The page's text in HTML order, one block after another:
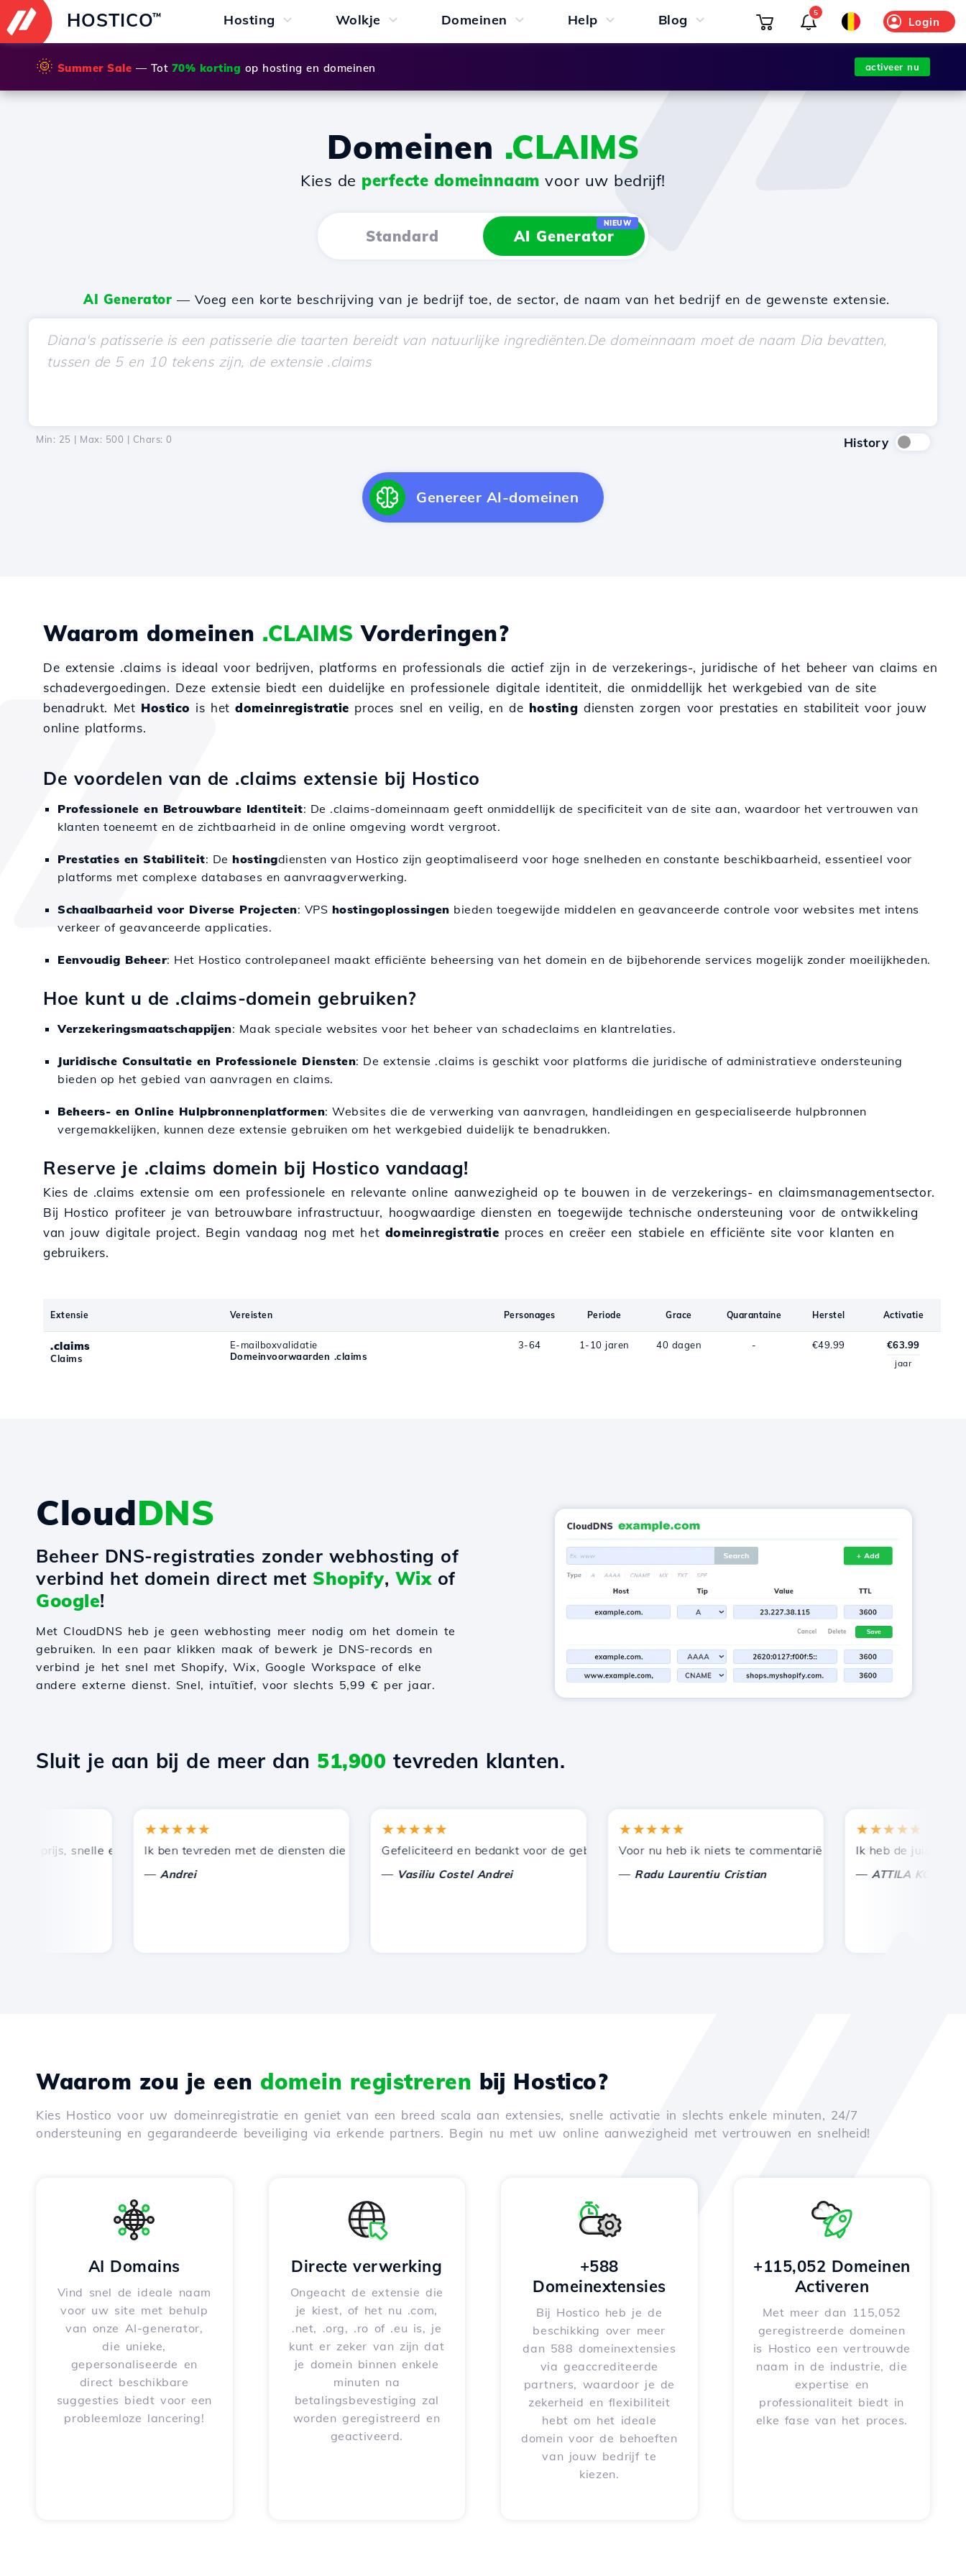
HOSTICO™ Hosting Wolkje Domeinen Help Blog Login
5
🌞 Summer Sale — Tot 70% korting op hosting en domeinen activeer nu
Domeinen .CLAIMS
Kies de perfecte domeinnaam voor uw bedrijf!
Standard AI Generator
NIEUW
AI Generator — Voeg een korte beschrijving van je bedrijf toe, de sector, de naam van het bedrijf en de gewenste extensie.
Min: 25 | Max: 500 | Chars: 0 History
Genereer AI-domeinen
Waarom domeinen .CLAIMS Vorderingen?
De extensie .claims is ideaal voor bedrijven, platforms en professionals die actief zijn in de verzekerings-, juridische of het beheer van claims en
schadevergoedingen. Deze extensie biedt een duidelijke en professionele digitale identiteit, die onmiddellijk het werkgebied van de site
benadrukt. Met Hostico is hetdomeinregistratie proces snel en veilig, en de hosting diensten zorgen voor prestaties en stabiliteit voor jouw
online platforms.
De voordelen van de .claims extensie bij Hostico
Professionele en Betrouwbare Identiteit: De .claims-domeinnaam geeft onmiddellijk de specificiteit van de site aan, waardoor het vertrouwen van
klanten toeneemt en de zichtbaarheid in de online omgeving wordt vergroot.
Prestaties en Stabiliteit: De hostingdiensten van Hostico zijn geoptimaliseerd voor hoge snelheden en constante beschikbaarheid, essentieel voor
platforms met complexe databases en aanvraagverwerking.
Schaalbaarheid voor Diverse Projecten: VPS hostingoplossingen bieden toegewijde middelen en geavanceerde controle voor websites met intens
verkeer of geavanceerde applicaties.
Eenvoudig Beheer: Het Hostico controlepaneel maakt efficiënte beheersing van het domein en de bijbehorende services mogelijk zonder moeilijkheden.
Hoe kunt u de .claims-domein gebruiken?
Verzekeringsmaatschappijen: Maak speciale websites voor het beheer van schadeclaims en klantrelaties.
Juridische Consultatie en Professionele Diensten: De extensie .claims is geschikt voor platforms die juridische of administratieve ondersteuning
bieden op het gebied van aanvragen en claims.
Beheers- en Online Hulpbronnenplatformen: Websites die de verwerking van aanvragen, handleidingen en gespecialiseerde hulpbronnen
vergemakkelijken, kunnen deze extensie gebruiken om het werkgebied duidelijk te benadrukken.
Reserve je .claims domein bij Hostico vandaag!
Kies de .claims extensie om een professionele en relevante online aanwezigheid op te bouwen in de verzekerings- en claimsmanagementsector.
Bij Hostico profiteer je van betrouwbare infrastructuur, hoogwaardige diensten en toegewijde technische ondersteuning voor de ontwikkeling
van jouw digitale project. Begin vandaag nog met het domeinregistratie proces en creëer een stabiele en efficiënte site voor klanten en
gebruikers.
Extensie Vereisten Personages Periode Grace Quarantaine Herstel Activatie
.claims
Claims
E-mailboxvalidatie
Domeinvoorwaarden .claims
3-64 1-10 jaren 40 dagen - €49.99 €63.99
jaar
CloudDNS
Beheer DNS-registraties zonder webhosting of
verbind het domein direct met Shopify, Wixof
Google!
Met CloudDNS heb je geen webhosting meer nodig om het domein te
gebruiken. In een paar klikken maak of bewerk je DNS-records en
verbind je het snel met Shopify, Wix, Google Workspace of elke
andere externe dienst. Snel, intuïtief, voor slechts 5,99 € per jaar.
Sluit je aan bij de meer dan 51,900 tevreden klanten.
prijs, snelle en efficiënte technische ondersteuning.
★★★★★
Ik ben tevreden met de diensten die door Hostico worden aangeboden. Ik heb jullie aanbevolen bij andere bekenden.
Andrei
★★★★★
Gefeliciteerd en bedankt voor de geboden ondersteuning!
Vasiliu Costel Andrei
★★★★★
Voor nu heb ik niets te commentariëren, alleen om te
Radu Laurentiu Cristian
★★★★★
Ik heb de juiste keuze
ATTILA KOLES
Waarom zou je een domein registreren bij Hostico?
Kies Hostico voor uw domeinregistratie en geniet van een breed scala aan extensies, snelle activatie in slechts enkele minuten, 24/7
ondersteuning en gegarandeerde beveiliging via erkende partners. Begin nu met uw online aanwezigheid met vertrouwen en snelheid!
AI Domains
Vind snel de ideale naam
voor uw site met behulp
van onze AI-generator,
die unieke,
gepersonaliseerde en
direct beschikbare
suggesties biedt voor een
probleemloze lancering!
Directe verwerking
Ongeacht de extensie die
je kiest, of het nu .com,
.net, .org, .ro of .eu is, je
kunt er zeker van zijn dat
je domein binnen enkele
minuten na
betalingsbevestiging zal
worden geregistreerd en
geactiveerd.
+588
Domeinextensies
Bij Hostico heb je de
beschikking over meer
dan 588 domeinextensies
via geaccrediteerde
partners, waardoor je de
zekerheid en flexibiliteit
hebt om het ideale
domein voor de behoeften
van jouw bedrijf te
kiezen.
+115,052 Domeinen
Activeren
Met meer dan 115,052
geregistreerde domeinen
is Hostico een vertrouwde
naam in de industrie, die
expertise en
professionaliteit biedt in
elke fase van het proces.